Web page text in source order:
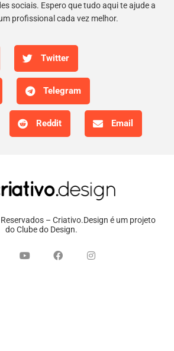
sociais. Espero que tudo aqui te ajude a
profissional cada vez melhor.
Twitter
Telegram
Reddit Email
– Criativo.Design é um projeto
do Clube do Design.